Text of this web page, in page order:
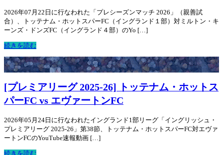
2026年07月22日に行なわれた「プレシーズンマッチ 2026」（親善試
合）、トッテナム・ホットスパーFC（イングランド１部）対ミルトン・キ
ーンズ・ドンズFC（イングランド４部）のYo […]
続きを読む
[プレミアリーグ 2025-26] トッテナム・ホットス
パーFC vs エヴァートンFC
2026年05月24日に行なわれたイングランド1部リーグ「イングリッシュ・
プレミアリーグ 2025-26」第38節、トッテナム・ホットスパーFC対エヴァ
ートンFCのYouTube速報動画 […]
続きを読む